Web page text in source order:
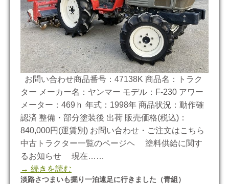
お問い合わせ商品番号：47138K 商品名：トラク
ター メーカー名：ヤンマー モデル：F-230 アワー
メーター：469ｈ 年式：1998年 商品状況：動作確
認済 整備・部分塗装後 出荷 販売価格(税込)：
840,000円(運賃別) お問い合わせ・ご注文はこちら
中古トラクター一覧のページヘ 塗料供給に関す
るお知らせ 現在……
→ 続きを読む
淡路さつまいも掘り一泊遠足に行きました（青組）